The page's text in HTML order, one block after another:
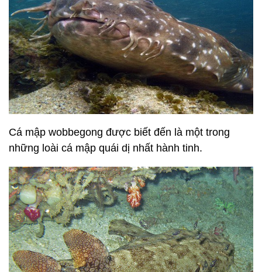
Cá mập wobbegong được biết đến là một trong
những loài cá mập quái dị nhất hành tinh.